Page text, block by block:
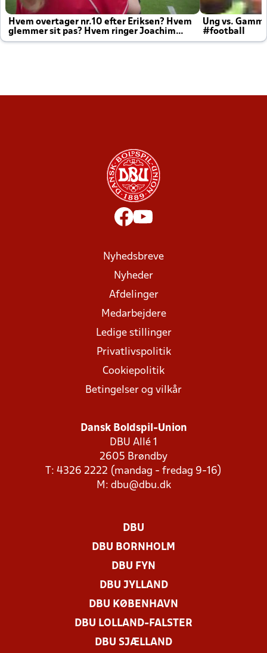
Hvem overtager nr.10 efter Eriksen? Hvem
glemmer sit pas? Hvem ringer Joachim
altid til efter kampe?
Ung vs.
#football
Nyhedsbreve
Nyheder
Afdelinger
Medarbejdere
Ledige stillinger
Privatlivspolitik
Cookiepolitik
Betingelser og vilkår
Dansk Boldspil-Union
DBU Allé 1
2605 Brøndby
T: 4326 2222 (mandag - fredag 9-16)
M: dbu@dbu.dk
DBU
DBU BORNHOLM
DBU FYN
DBU JYLLAND
DBU KØBENHAVN
DBU LOLLAND-FALSTER
DBU SJÆLLAND